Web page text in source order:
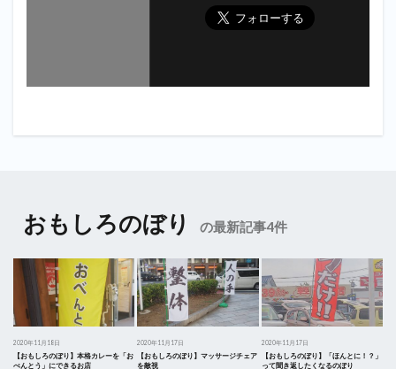
おもしろのぼり の最新記事4件
2020年11月18日
【おもしろのぼり】本格カレーを「お
べんとう」にできるお店
2020年11月17日
【おもしろのぼり】マッサージチェア
を敵視
2020年11月17日
【おもしろのぼり】「ほんとに！？」
って聞き返したくなるのぼり